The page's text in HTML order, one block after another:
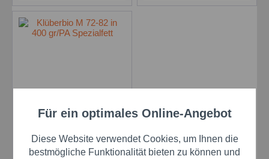
Klüberbio M 72-82 in
Funktionale Aktiv
Marketing Aktiv
Für ein optimales Online-Angebot
Diese Website verwendet Cookies, um Ihnen die
bestmögliche Funktionalität bieten zu können und